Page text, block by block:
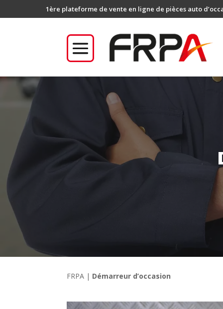
1ère plateforme de vente en ligne de pièces auto
FRPA | Démarreur d’occasion